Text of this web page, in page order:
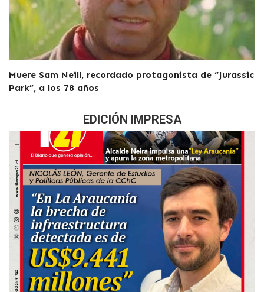
Muere Sam Neill, recordado protagonista de “Jurassic
Park”, a los 78 años
EDICIÓN IMPRESA